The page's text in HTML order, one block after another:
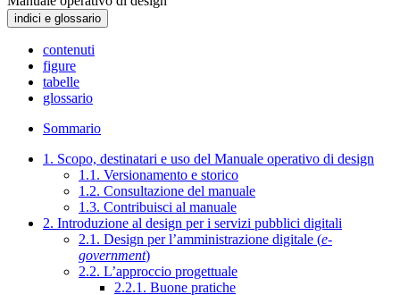
indici e glossario
contenuti
figure
tabelle
glossario
Sommario
1. Scopo, destinatari e uso del Manuale operativo di design
1.1. Versionamento e storico
1.2. Consultazione del manuale
1.3. Contribuisci al manuale
2. Introduzione al design per i servizi pubblici digitali
2.1. Design per l’amministrazione digitale (e-
government)
2.2. L’approccio progettuale
2.2.1. Buone pratiche